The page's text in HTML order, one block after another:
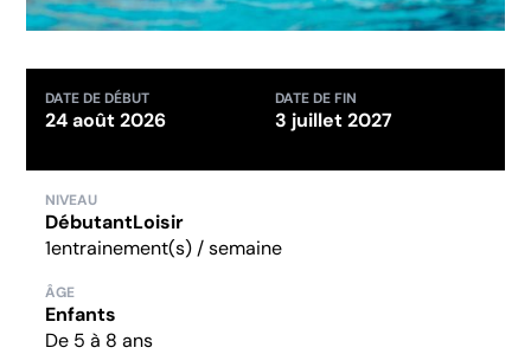
DATE DE DÉBUT
24 août 2026
DATE DE FIN
3 juillet 2027
NIVEAU
DébutantLoisir
1entrainement(s) / semaine
ÂGE
Enfants
De 5 à 8 ans